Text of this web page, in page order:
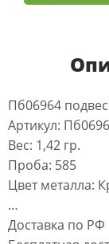
Пб06964
Артикул:
Вес: 1,42 гр.
Проба: 585
Цвет металла:
…
Доставка по РФ